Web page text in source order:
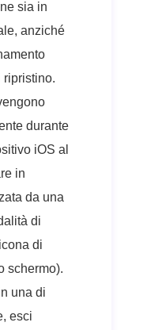
sia in
anziché
ripristino.
durante
iOS al
in
da una
di
di
schermo).
una di
esci